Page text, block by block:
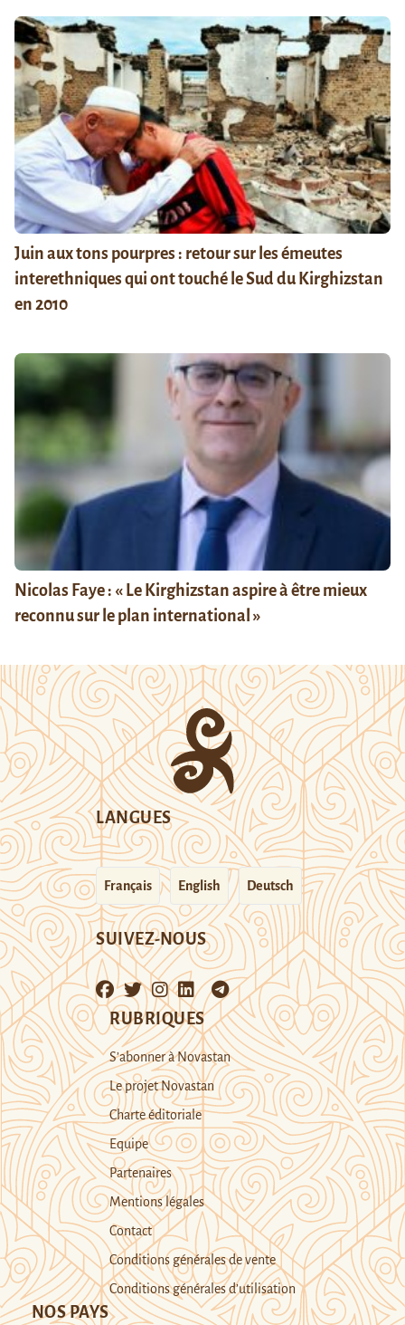
Juin aux tons pourpres : retour sur les émeutes
interethniques qui ont touché le Sud du Kirghizstan
en 2010
Nicolas Faye : « Le Kirghizstan aspire à être mieux
reconnu sur le plan international »
LANGUES
Français English Deutsch
SUIVEZ-NOUS
RUBRIQUES
S’abonner à Novastan
Le projet Novastan
Charte éditoriale
Equipe
Partenaires
Mentions légales
Contact
Conditions générales de vente
Conditions générales d’utilisation
NOS PAYS